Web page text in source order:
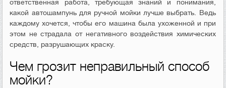
ответственная работа, требующая знаний и понимания,
какой автошампунь для ручной мойки лучше выбрать. Ведь
каждому хочется, чтобы его машина была ухоженной и при
этом не страдала от негативного воздействия химических
средств, разрушающих краску.
Чем грозит неправильный способ
мойки?